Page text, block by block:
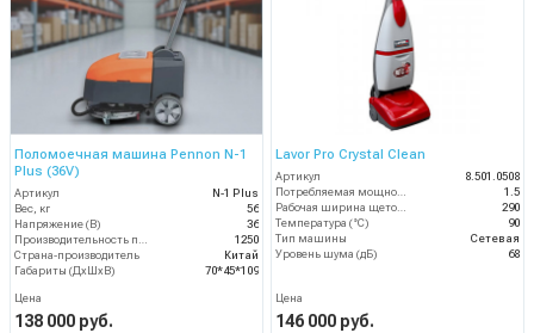
Поломоечная машина Pennon N-1
Plus (36V)
Артикул
N-1 Plus
Вес, кг
56
Напряжение (В)
36
Производительность по площади (м2/ч)
1250
Страна-производитель
Китай
Габариты (ДхШхВ)
70*45*109
Цена
138 000 руб.
Lavor Pro Crystal Clean
Артикул
8.501.0508
Потребляемая мощность (кВт)
1.5
Рабочая ширина щеток (мм)
290
Температура (°C)
90
Тип машины
Сетевая
Уровень шума (дБ)
68
Цена
146 000 руб.